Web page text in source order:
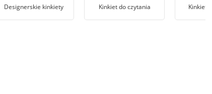
Designerskie kinkiety Kinkiet do czytania Kinkiet